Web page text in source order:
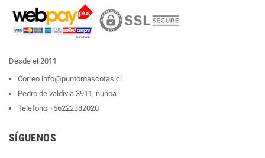
Desde el 2011
Correo info@puntomascotas.cl
Pedro de valdivia 3911, ñuñoa
Telefono +56222382020
SÍGUENOS